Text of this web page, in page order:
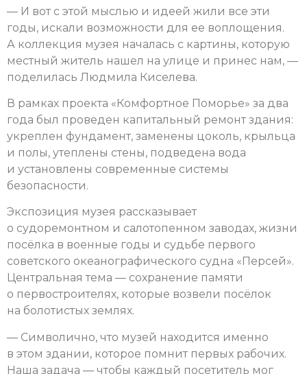
— И вот с этой мыслью и идеей жили все эти
годы, искали возможности для ее воплощения.
А коллекция музея началась с картины, которую
местный житель нашел на улице и принес нам, —
поделилась Людмила Киселева.
В рамках проекта «Комфортное Поморье» за два
года был проведен капитальный ремонт здания:
укреплен фундамент, заменены цоколь, крыльца
и полы, утеплены стены, подведена вода
и установлены современные системы
безопасности.
Экспозиция музея рассказывает
о судоремонтном и салотопенном заводах, жизни
посёлка в военные годы и судьбе первого
советского океанографического судна «Персей».
Центральная тема — сохранение памяти
о первостроителях, которые возвели посёлок
на болотистых землях.
— Символично, что музей находится именно
в этом здании, которое помнит первых рабочих.
Наша задача — чтобы каждый посетитель мог